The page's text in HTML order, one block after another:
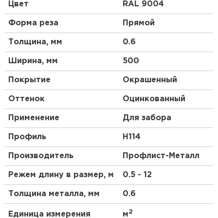
различных строительных конструкций.
стандартную ширину, однако существует также
нестандартный профнастил Н114, который
отличается от обычного шириной, широко
варьирующейся от 200 по 1200 мм., выбрать
которую вы можете исходя из особенностей
вашего проекта, не переплачивая за лишнее
количество материала.
Пприменение профнастила нестандартной
требований проекта, и особенно оправданно в
обеспечить необходимые технические и
эстетические характеристики.
Самые лучшие покрытия
это наиболее распространенный
Цвет RAL 9004
Форма реза Прямой
Толщина, мм 0.6
Ширина, мм 500
Покрытие Окрашенный
Оттенок Оцинкованный
Применение Для забора
Профиль Н114
Производитель Профлист-Металл
Режем длину в размер, м 0.5 - 12
Толщина металла, мм 0.6
Единица измерения м2